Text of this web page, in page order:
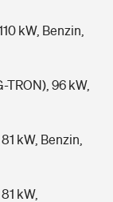
kW, Benzin,
TRON), 96 kW,
kW, Benzin,
kW,